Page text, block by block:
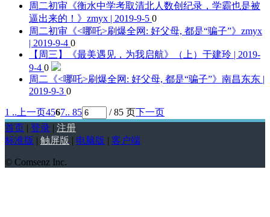
周二初审《衡水中学考取清北人数创纪录，学霸也是被
逼出来的！》 zmyx | 2019-9-5 0
周二初审《<哪吒>刷爆全网: 好父母, 都是“骗子”》 zmyx
| 2019-9-4 0
【周三】《最美遇见，为我启航》（上） 于建玲 | 2019-
9-4 0
周二《<哪吒>刷爆全网: 好父母, 都是“骗子”》 南昌东东 |
2019-9-3 0
1 .. 上一页4567.. 85 / 85 页下一页
首页 | 登录 | 注册
标准版 | 触屏版 | 电脑版 | 客户端
© Comsenz Inc.